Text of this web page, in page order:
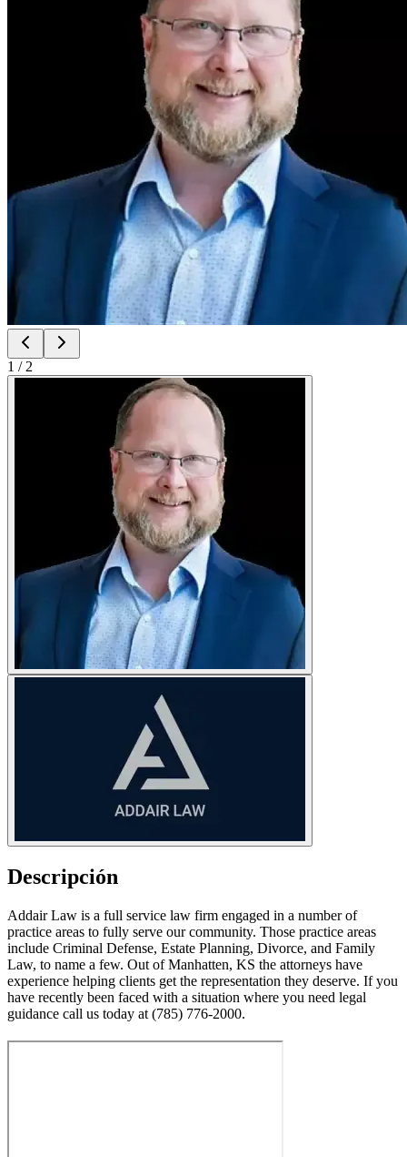
1 / 2
Descripción
Addair Law is a full service law firm engaged in a number of
practice areas to fully serve our community. Those practice areas
include Criminal Defense, Estate Planning, Divorce, and Family
Law, to name a few. Out of Manhatten, KS the attorneys have
experience helping clients get the representation they deserve. If you
have recently been faced with a situation where you need legal
guidance call us today at (785) 776-2000.